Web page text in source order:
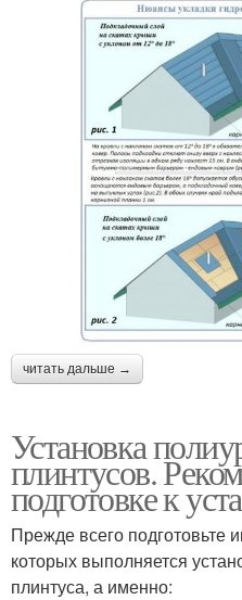
читать дальше →
Установка
плинтусов.
подготовке к
Прежде всего подготовьте
которых выполняется
плинтуса, а именно: